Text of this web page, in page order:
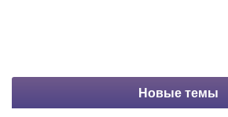
Новые темы